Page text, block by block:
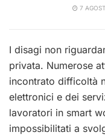
7
I disagi non
privata. Numerose
incontrato difficoltà
elettronici e dei
lavoratori in smart
impossibilitati a